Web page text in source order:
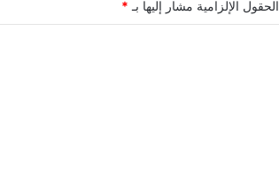
الحقول الإلزامية مشار إليها بـ *